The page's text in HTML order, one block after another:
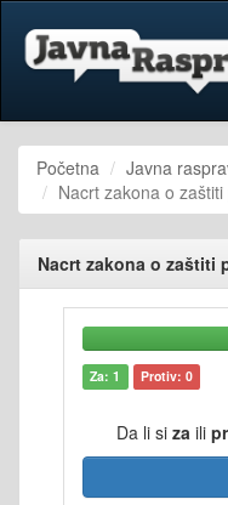
Početna Javna
Nacrt zakona o
Nacrt zakona o zaštiti
Za: 1 Protiv: 0
Da li si za ili